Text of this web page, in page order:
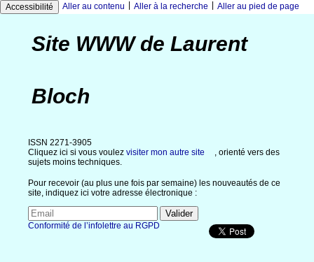
Accessibilité Aller au contenu Aller à la recherche Aller au pied de page
Site WWW de Laurent
Bloch
ISSN 2271-3905
Cliquez ici si vous voulez visiter mon autre site
, orienté vers des
sujets moins techniques.
Pour recevoir (au plus une fois par semaine) les nouveautés de ce
site, indiquez ici votre adresse électronique :
Conformité de l’infolettre au RGPD